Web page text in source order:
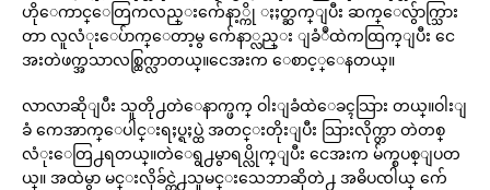
ဟိုေကာင္ေတြကလည္းက်ေနာ့္ကို ႏႈတ္ဆက္ျပီး ဆက္ေလွ်ာက္သြား
တာ လူလံုးေပ်ာက္ေတာ့မွ က်ေနာ္လည္း ျခံဳထဲကထြက္ျပီး ငေ
အးတဲဖက္အသာလစ္ထြက္လာတယ္။ငေအးက ေစာင့္ေနတယ္။
လာလာဆိုျပီး သူတို႕တဲေနာက္ဖက္ ဝါးျခံထဲေခၚသြား တယ္။ဝါးျ
ခံ ကေအာက္ေပါင္းရႈပ္ရႈပ္ထဲ အတင္းတိုးျပီး သြားလိုက္တာ တဲတစ္
လံုးေတြ႕ရတယ္။တဲေရွ႕မွာရပ္လိုက္ျပီး ငေအးက မ်က္စပစ္ျပတ
ယ္။ အထဲမွာ မင္းလိုခ်င္တဲ႕သူမင္းသေဘာဆိုတဲ႕ အဓိပၸါယ္ က်ေ